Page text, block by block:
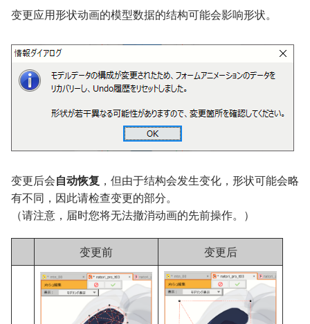
变更应用形状动画的模型数据的结构可能会影响形状。
变更后会自动恢复 ，但由于结构会发生变化，形状可能会略
有不同，因此请检查变更的部分。
（请注意，届时您将无法撤消动画的先前操作。）
变更前 变更后